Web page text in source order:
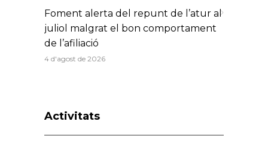
Foment alerta del repunt de l’atur al
juliol malgrat el bon comportament
de l’afiliació
4 d'agost de 2026
Activitats